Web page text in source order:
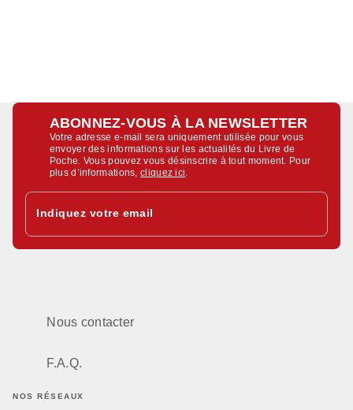
ABONNEZ-VOUS À LA NEWSLETTER
Votre adresse e-mail sera uniquement utilisée pour vous
envoyer des informations sur les actualités du Livre de
Poche. Vous pouvez vous désinscrire à tout moment. Pour
plus d’informations,cliquez ici
Indiquez votre email
Nous contacter
F.A.Q.
NOS RÉSEAUX